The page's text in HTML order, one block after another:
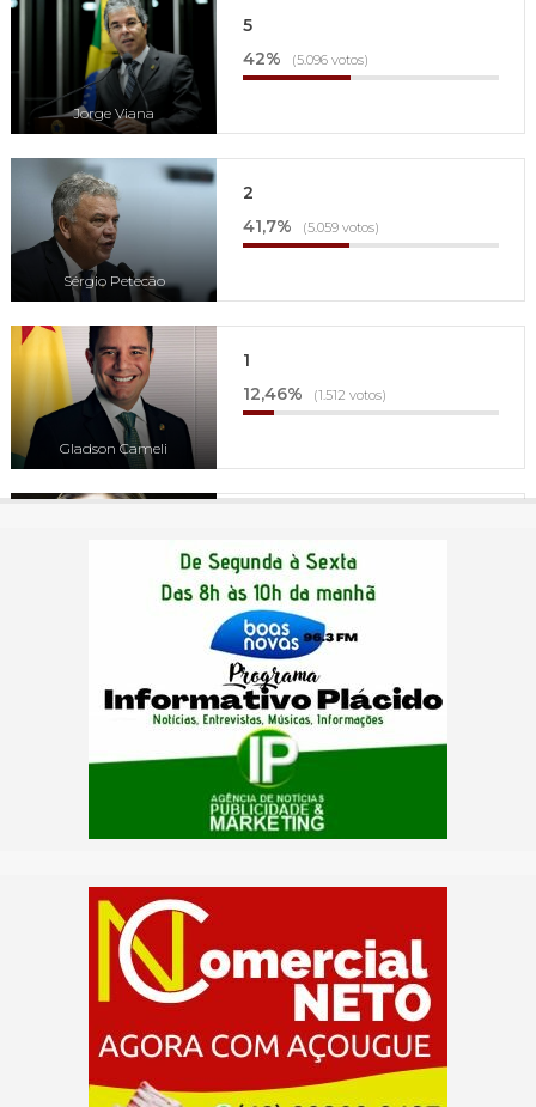
Jorge Viana
5
42%
(5.096 votos)
Sérgio Petecão
2
41,7%
(5.059 votos)
Gladson Cameli
1
12,46%
(1.512 votos)
3,1% (376 votos)
3
0,74% (90 votos)